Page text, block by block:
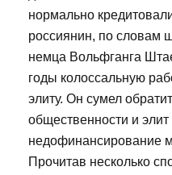
нормально
россиянин, по словам
немца Вольфганга
годы колоссальную
элиту. Он сумел
общественности и
недофинансирование
Прочитав несколько